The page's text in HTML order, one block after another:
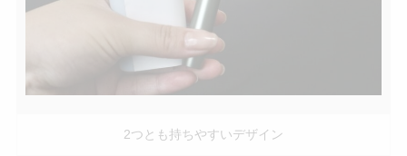
2つとも持ちやすいデザイン